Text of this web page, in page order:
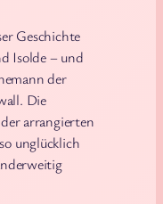
Geschichte
Isolde – und
der
Die
arrangierten
unglücklich